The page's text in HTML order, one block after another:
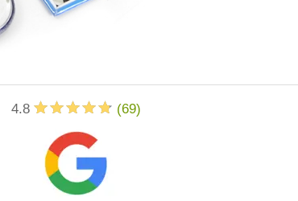
4.8 (69)